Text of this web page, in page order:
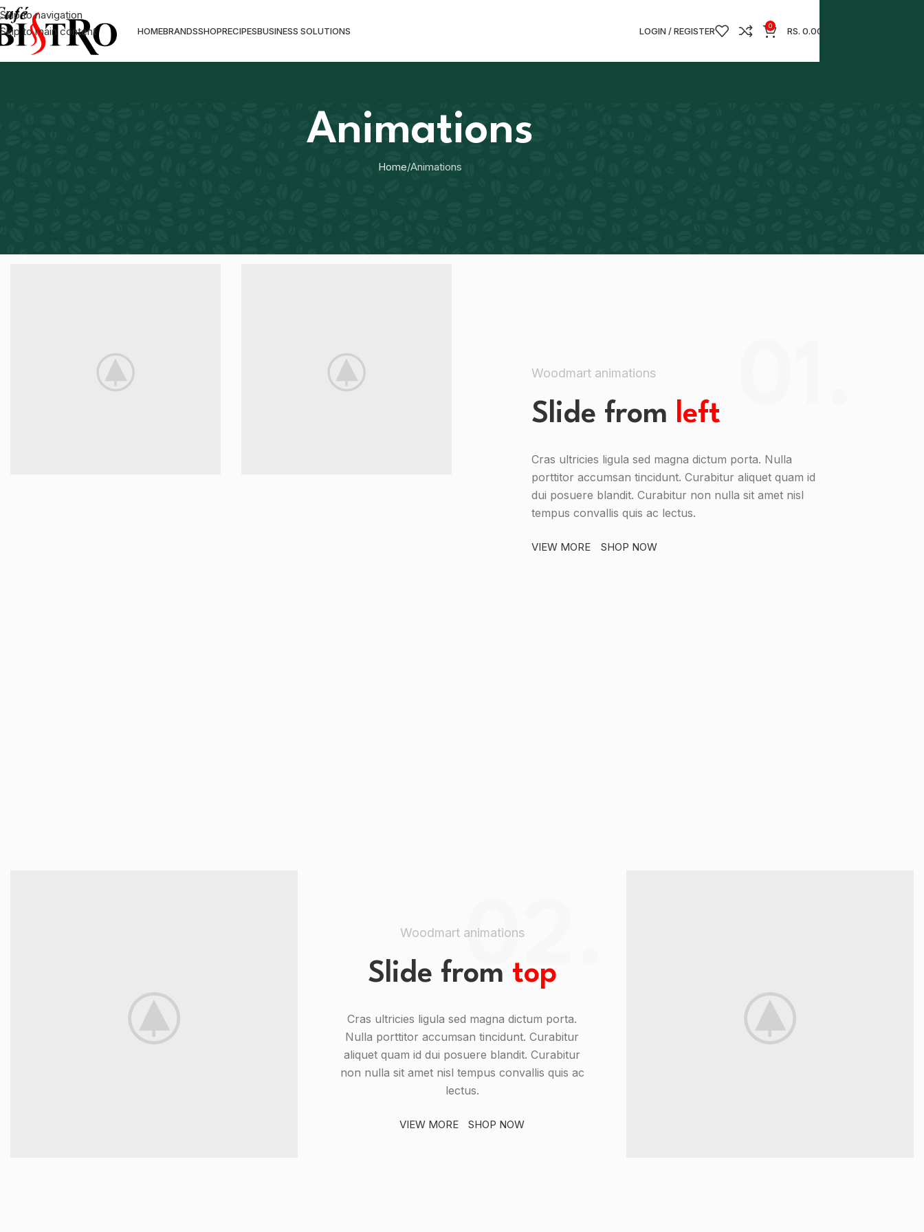
Skip to navigation
Skip to main content
HOMEBRANDSSHOPRECIPESBUSINESS SOLUTIONS LOGIN / REGISTER 0 RS. 0.00
Animations
Home Animations
Woodmart animations
Slide from left
Cras ultricies ligula sed magna dictum porta. Nulla
porttitor accumsan tincidunt. Curabitur aliquet quam id
dui posuere blandit. Curabitur non nulla sit amet nisl
tempus convallis quis ac lectus.
VIEW MORE SHOP NOW
02.
Woodmart animations
Slide from top
Cras ultricies ligula sed magna dictum porta.
Nulla porttitor accumsan tincidunt. Curabitur
aliquet quam id dui posuere blandit. Curabitur
non nulla sit amet nisl tempus convallis quis ac
lectus.
VIEW MORE SHOP NOW